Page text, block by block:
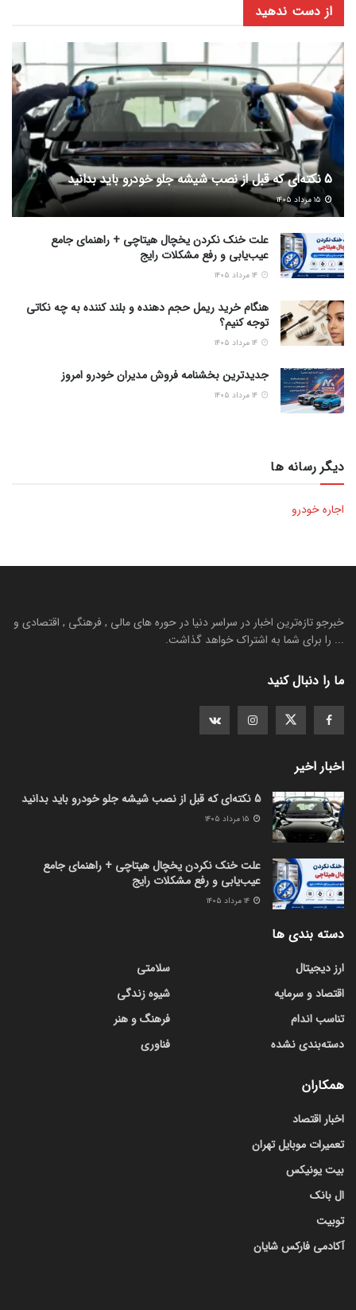
از دست ندهید
5 نکته‌ای که قبل از نصب شیشه جلو خودرو باید بدانید
علت خنک نکردن یخچال هیتاچی + راهنمای جامع
عیب‌یابی و رفع مشکلات رایج
هنگام خرید ریمل حجم دهنده و بلند کننده به چه نکاتی
توجه کنیم؟
جدیدترین بخشنامه فروش مدیران خودرو امروز
دیگر رسانه ها
اجاره خودرو
خبرجو تازه‌ترین اخبار در سراسر دنیا در حوره های مالی , فرهنگی , اقتصادی و
... را برای شما به اشتراک خواهد گذاشت.
ما را دنبال کنید
اخبار اخیر
5 نکته‌ای که قبل از نصب شیشه جلو خودرو باید بدانید
علت خنک نکردن یخچال هیتاچی + راهنمای جامع
عیب‌یابی و رفع مشکلات رایج
دسته بندی ها
ارز دیجیتال
اقتصاد و سرمایه
تناسب اندام
دسته‌بندی نشده
سلامتی
شیوه زندگی
فرهنگ و هنر
فناوری
همکاران
اخبار اقتصاد
تعمیرات موبایل تهران
بیت یونیکس
ال بانک
توبیت
آکادمی فارکس شایان